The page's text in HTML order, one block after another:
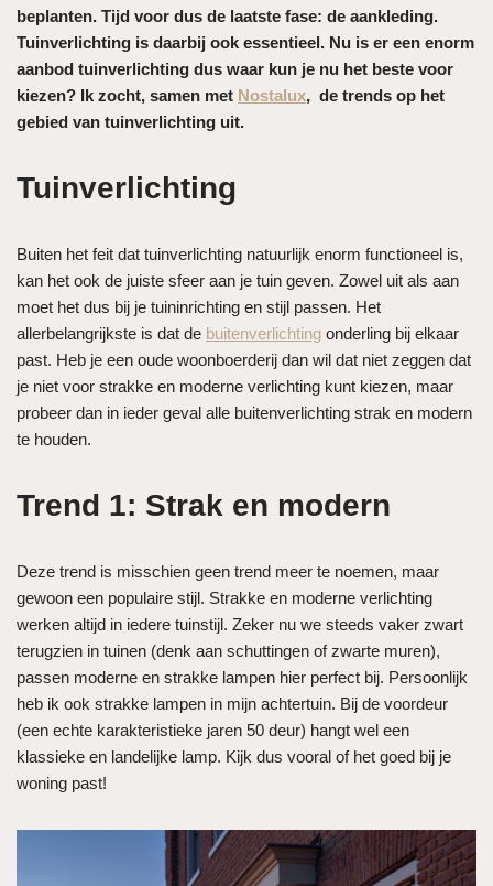
beplanten. Tijd voor dus de laatste fase: de aankleding.
Tuinverlichting is daarbij ook essentieel. Nu is er een enorm
aanbod tuinverlichting dus waar kun je nu het beste voor
kiezen? Ik zocht, samen met Nostalux, de trends op het
gebied van tuinverlichting uit.
Tuinverlichting
Buiten het feit dat tuinverlichting natuurlijk enorm functioneel is,
kan het ook de juiste sfeer aan je tuin geven. Zowel uit als aan
moet het dus bij je tuininrichting en stijl passen. Het
allerbelangrijkste is dat de buitenverlichting onderling bij elkaar
past. Heb je een oude woonboerderij dan wil dat niet zeggen dat
je niet voor strakke en moderne verlichting kunt kiezen, maar
probeer dan in ieder geval alle buitenverlichting strak en modern
te houden.
Trend 1: Strak en modern
Deze trend is misschien geen trend meer te noemen, maar
gewoon een populaire stijl. Strakke en moderne verlichting
werken altijd in iedere tuinstijl. Zeker nu we steeds vaker zwart
terugzien in tuinen (denk aan schuttingen of zwarte muren),
passen moderne en strakke lampen hier perfect bij. Persoonlijk
heb ik ook strakke lampen in mijn achtertuin. Bij de voordeur
(een echte karakteristieke jaren 50 deur) hangt wel een
klassieke en landelijke lamp. Kijk dus vooral of het goed bij je
woning past!